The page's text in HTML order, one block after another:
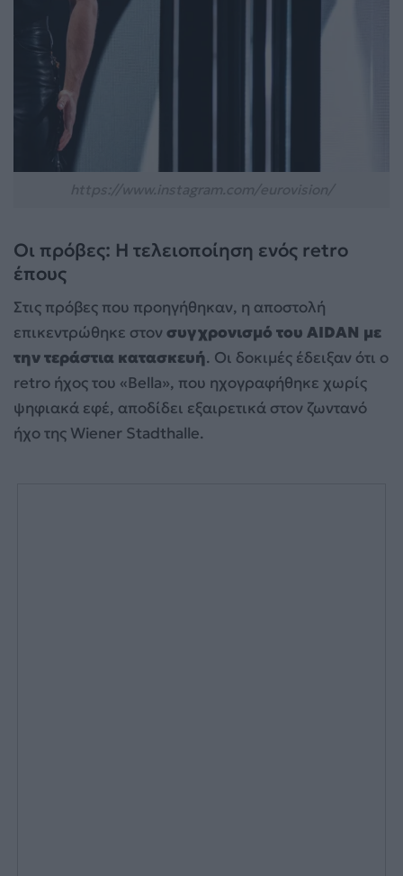
Οι πρόβες: Η τελειοποίηση ενός retro
έπους
Στις πρόβες που προηγήθηκαν, η αποστολή
επικεντρώθηκε στονσυγχρονισμό του AIDAN με
την τεράστια κατασκευή. Οι δοκιμές έδειξαν ότι ο
retro ήχος του «Bella», που ηχογραφήθηκε χωρίς
ψηφιακά εφέ, αποδίδει εξαιρετικά στον ζωντανό
ήχο της Wiener Stadthalle.